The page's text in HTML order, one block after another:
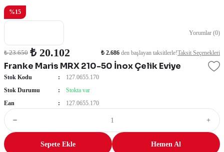
%15
Yorumlar (0)
Franke Maris MRX 210-50 İnox Çelik Eviye
₺ 23.650 ₺ 20.102 ₺ 2.686 den başlayan taksitlerle!Taksit Seçenekleri
Stok Kodu
127.0655.170
Stok Durumu
Stokta var
Ean
127.0655.170
Sepete Ekle Hemen Al